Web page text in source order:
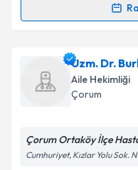
Kişisel
Metni'ni
Randevu
Uzm. Dr. Merve
oluşturun. Size bu
takvim
Uzm. Dr.
Aile Hekimliği
Çorum
Çorum Ortaköy İlçe
Cumhuriyet, Kızlar Yolu Sok.